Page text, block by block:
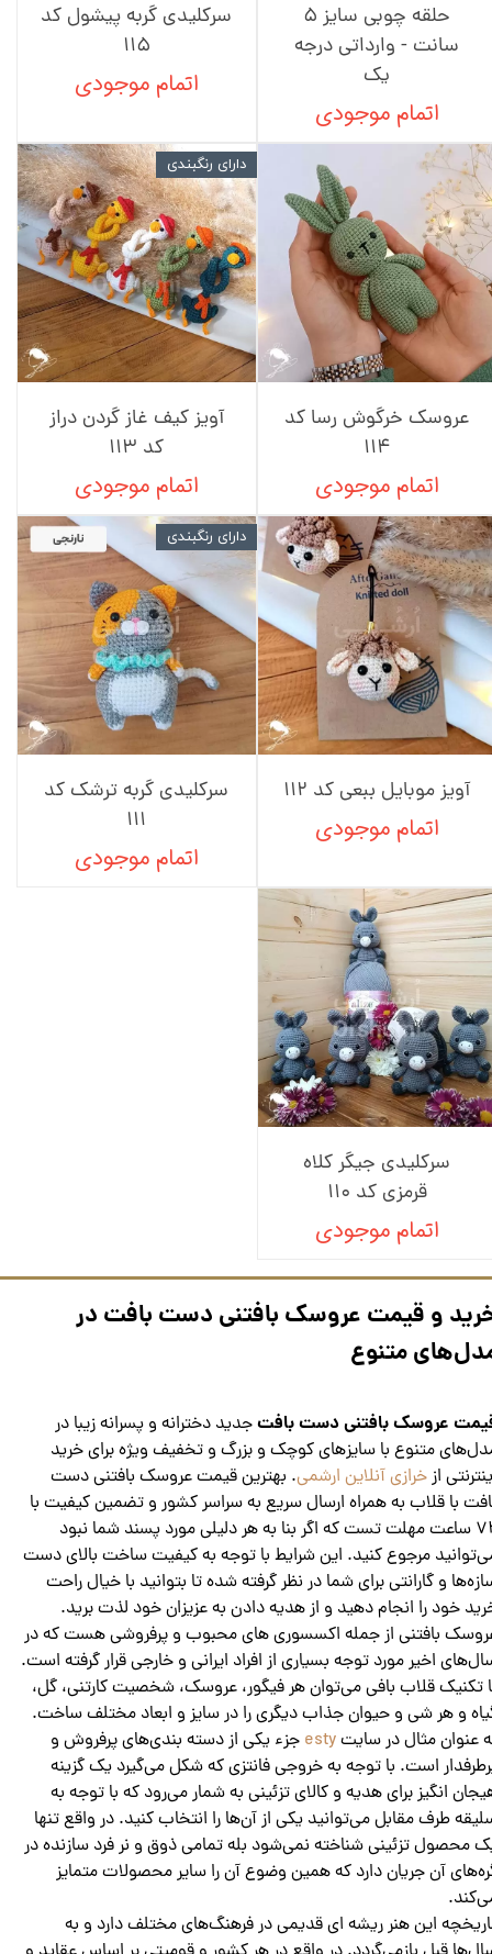
حلقه چوبی سایز 5
سانت - وارداتی درجه
یک
اتمام موجودی
سرکلیدی گربه پیشول کد
115
اتمام موجودی
عروسک خرگوش رسا کد
114
اتمام موجودی
آویز کیف غاز گردن دراز
کد 113
اتمام موجودی
دارای رنگبندی
آویز موبایل ببعی کد 112
اتمام موجودی
سرکلیدی گربه ترشک کد
111
اتمام موجودی
دارای رنگبندی
سرکلیدی جیگر کلاه
قرمزی کد 110
اتمام موجودی
عروسک بافتنی دست بافتجدید دخترانه و پسرانه زیبا در
متنوع با سایز‌های کوچک و بزرگ و تخفیف ویژه برای خرید
ازخرازی آنلاین ارشمی. بهترین قیمت عروسک بافتنی دست
با قلاب به همراه ارسال سریع به سراسر کشور و تضمین کیفیت با
72 ساعت مهلت تست که اگر بنا به هر دلیلی مورد پسند شما نبود
مرجوع کنید. این شرایط با توجه به کیفیت ساخت بالای دست
و گارانتی برای شما در نظر گرفته شده تا بتوانید با خیال راحت
خود را انجام دهید و از هدیه دادن به عزیزان خود لذت برید.
بافتنی از جمله اکسسوری های محبوب و پرفروشی هست که در
اخیر مورد توجه بسیاری از افراد ایرانی و خارجی قرار گرفته است.
تکنیک قلاب بافی می‌توان هر فیگور، عروسک، شخصیت کارتنی، گل،
و هر شی و حیوان جذاب دیگری را در سایز و ابعاد مختلف ساخت.
عنوان مثال در سایتesty جزء یکی از دسته بندی‌های پرفروش و
است. با توجه به خروجی فانتزی که شکل می‌گیرد یک گزینه
انگیز برای هدیه و کالای تزئینی به شمار می‌رود که با توجه به
طرف مقابل می‌توانید یکی از آن‌ها را انتخاب کنید. در واقع تنها
محصول تزئینی شناخته نمی‌شود بله تمامی ذوق و نر فرد سازنده در
آن جریان دارد که همین وضوع آن را سایر محصولات متمایز
این هنر ریشه ای قدیمی در فرهنگ‌های مختلف دارد و به
و قیمت عروسک بافتنی دست بافت در
متنوع